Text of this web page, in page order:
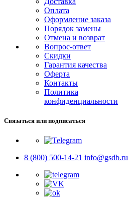
Оплата
Оформление заказа
Порядок замены
Отмена и возврат
Вопрос-ответ
Скидки
Гарантия качества
Оферта
Контакты
Политика
конфиденциальности
Связаться или подписаться
8 (800) 500-14-21 info@gsdb.ru